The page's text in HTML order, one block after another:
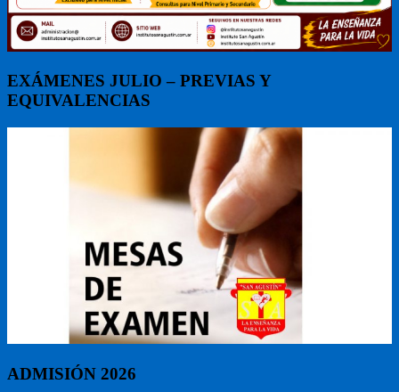
EXÁMENES JULIO – PREVIAS Y
EQUIVALENCIAS
ADMISIÓN 2026